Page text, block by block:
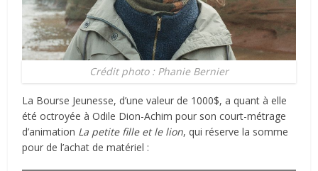
Crédit photo : Phanie Bernier
La Bourse Jeunesse, d’une valeur de 1000$, a quant à elle
été octroyée à Odile Dion-Achim pour son court-métrage
d’animation La petite fille et le lion, qui réserve la somme
pour de l’achat de matériel :